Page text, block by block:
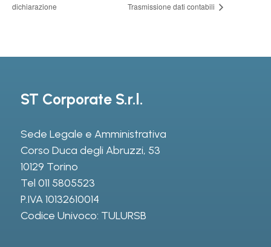
dichiarazione
Trasmissione dati contabili
ST Corporate S.r.l.
Sede Legale e Amministrativa
Corso Duca degli Abruzzi, 53
10129 Torino
Tel 011 5805523
P.IVA 10132610014
Codice Univoco: TULURSB